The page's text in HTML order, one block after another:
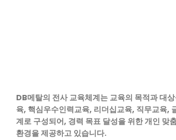
DB메탈의 전사 교육체계는 교육의 목적과 대
육, 핵심우수인력교육, 리더십교육, 직무교육,
계로 구성되어, 경력 목표 달성을 위한 개인 맞
환경을 제공하고 있습니다.